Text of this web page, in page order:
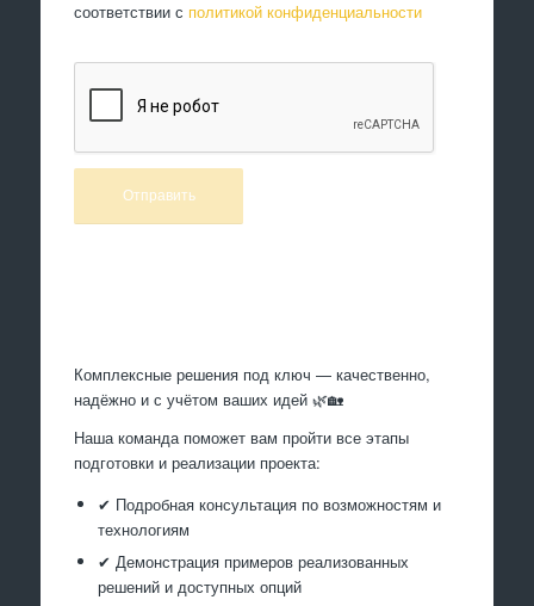
соответствии с политикой конфиденциальности
Комплексные решения под ключ — качественно,
надёжно и с учётом ваших идей 🌿🏡
Наша команда поможет вам пройти все этапы
подготовки и реализации проекта:
✔ Подробная консультация по возможностям и
технологиям
✔ Демонстрация примеров реализованных
решений и доступных опций